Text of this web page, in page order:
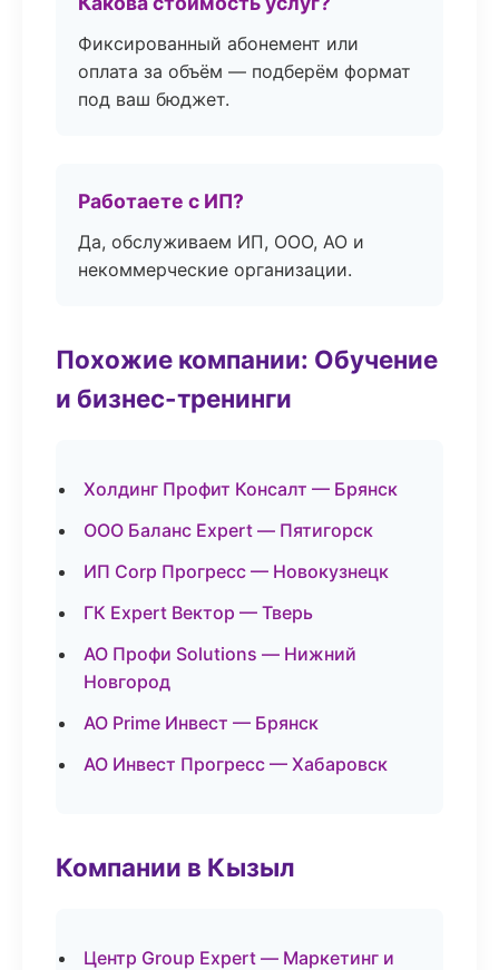
Фиксированный абонемент или
оплата за объём — подберём формат
под ваш бюджет.
Работаете с ИП?
Да, обслуживаем ИП, ООО, АО и
некоммерческие организации.
Похожие компании: Обучение
и бизнес-тренинги
Холдинг Профит Консалт — Брянск
ООО Баланс Expert — Пятигорск
ИП Corp Прогресс — Новокузнецк
ГК Expert Вектор — Тверь
АО Профи Solutions — Нижний
Новгород
АО Prime Инвест — Брянск
АО Инвест Прогресс — Хабаровск
Компании в Кызыл
Центр Group Expert — Маркетинг и